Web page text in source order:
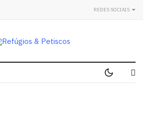
REDES SOCIAIS